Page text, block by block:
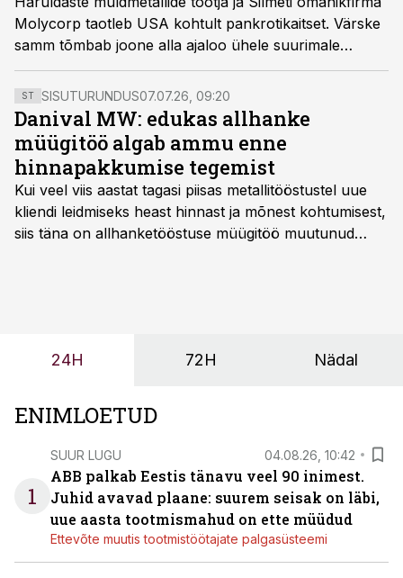
Molycorp taotleb USA kohtult pankrotikaitset. Värske
samm tõmbab joone alla ajaloo ühele suurimale
toorainemullile.
ST SISUTURUNDUS07.07.26, 09:20
Danival MW: edukas allhanke
müügitöö algab ammu enne
hinnapakkumise tegemist
Kui veel viis aastat tagasi piisas metallitööstustel uue
kliendi leidmiseks heast hinnast ja mõnest kohtumisest,
siis täna on allhanketööstuse müügitöö muutunud
24H 72H Nädal
ENIMLOETUD
1
SUUR LUGU 04.08.26, 10:42
ABB palkab Eestis tänavu veel 90 inimest.
Juhid avavad plaane: suurem seisak on läbi,
uue aasta tootmismahud on ette müüdud
Ettevõte muutis tootmistöötajate palgasüsteemi